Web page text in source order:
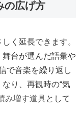
の広げ方
く延長できます。
台が選んだ語彙や
で音楽を繰り返し
り、再観時の“気
み増す道具として